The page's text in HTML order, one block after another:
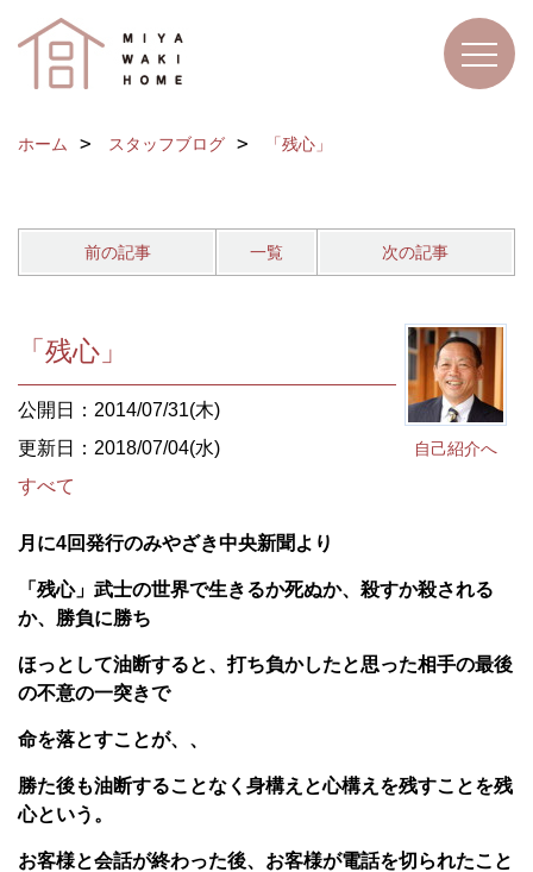
ホーム スタッフブログ 「残心」
前の記事 一覧 次の記事
自己紹介へ
「残心」
公開日：2014/07/31(木)
更新日：2018/07/04(水)
すべて
月に4回発行のみやざき中央新聞より
「残心」武士の世界で生きるか死ぬか、殺すか殺される
か、勝負に勝ち
ほっとして油断すると、打ち負かしたと思った相手の最後
の不意の一突きで
命を落とすことが、、
勝た後も油断することなく身構えと心構えを残すことを残
心という。
お客様と会話が終わった後、お客様が電話を切られたこと